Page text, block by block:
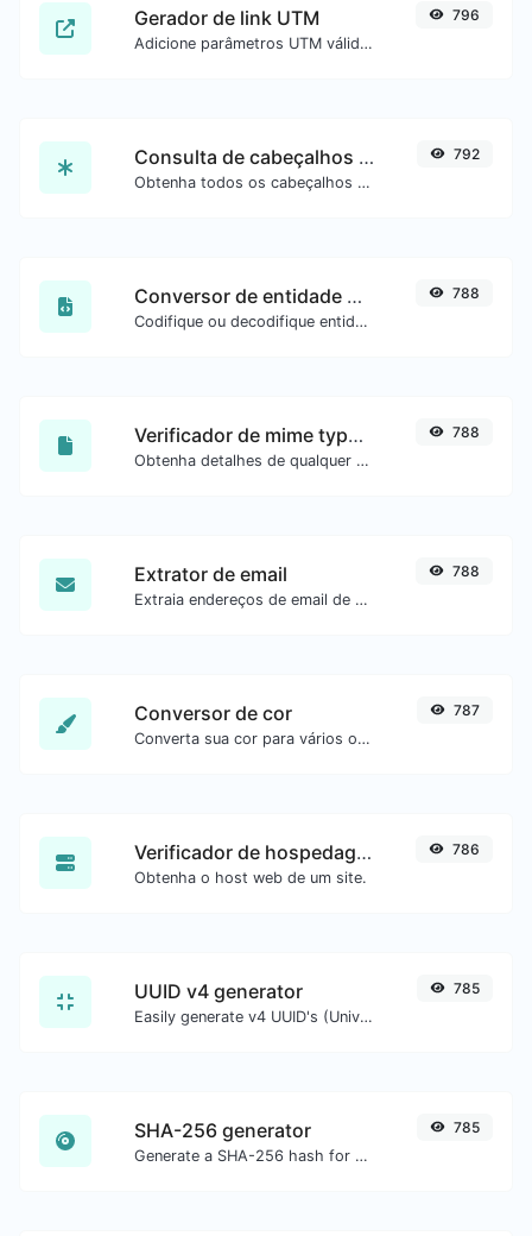
Gerador de link UTM
Adicione parâmetros UTM válidos e gere um link rastreável UTM.
796
Consulta de cabeçalhos HTTP
Obtenha todos os cabeçalhos HTTP que uma URL retorna para uma requisição GET típica.
792
Conversor de entidade HTML
Codifique ou decodifique entidades HTML para qualquer entrada.
788
Verificador de mime type de arquivo
Obtenha detalhes de qualquer tipo de arquivo, como o mime type ou a data da última edição.
788
Extrator de email
Extraia endereços de email de qualquer tipo de conteúdo de texto.
788
Conversor de cor
Converta sua cor para vários outros formatos.
787
Verificador de hospedagem do site
Obtenha o host web de um site.
786
UUID v4 generator
Easily generate v4 UUID's (Universally unique identifier) with the help of our tool.
785
SHA-256 generator
Generate a SHA-256 hash for any string input.
785